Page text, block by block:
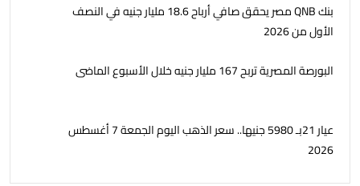
بنك QNB مصر يحقق صافي أرباح 18.6 مليار جنيه في النصف
الأول من 2026
البورصة المصرية تربح 167 مليار جنيه خلال الأسبوع الماضى
عيار 21بـ 5980 جنيها.. سعر الذهب اليوم الجمعة 7 أغسطس
2026